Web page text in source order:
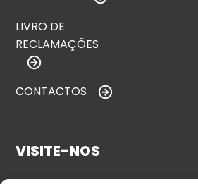
LIVRO DE
RECLAMAÇÕES
CONTACTOS
VISITE-NOS